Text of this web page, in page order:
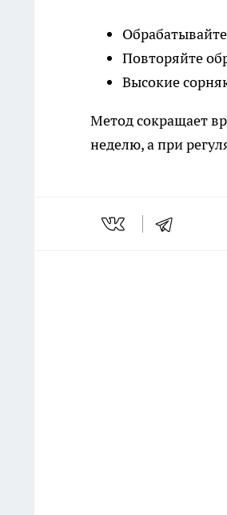
Повторяйте
Высокие
Метод сокращает
неделю, а при